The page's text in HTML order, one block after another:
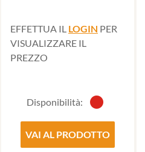
EFFETTUA IL LOGIN PER
VISUALIZZARE IL
PREZZO
Disponibilità:
VAI AL PRODOTTO